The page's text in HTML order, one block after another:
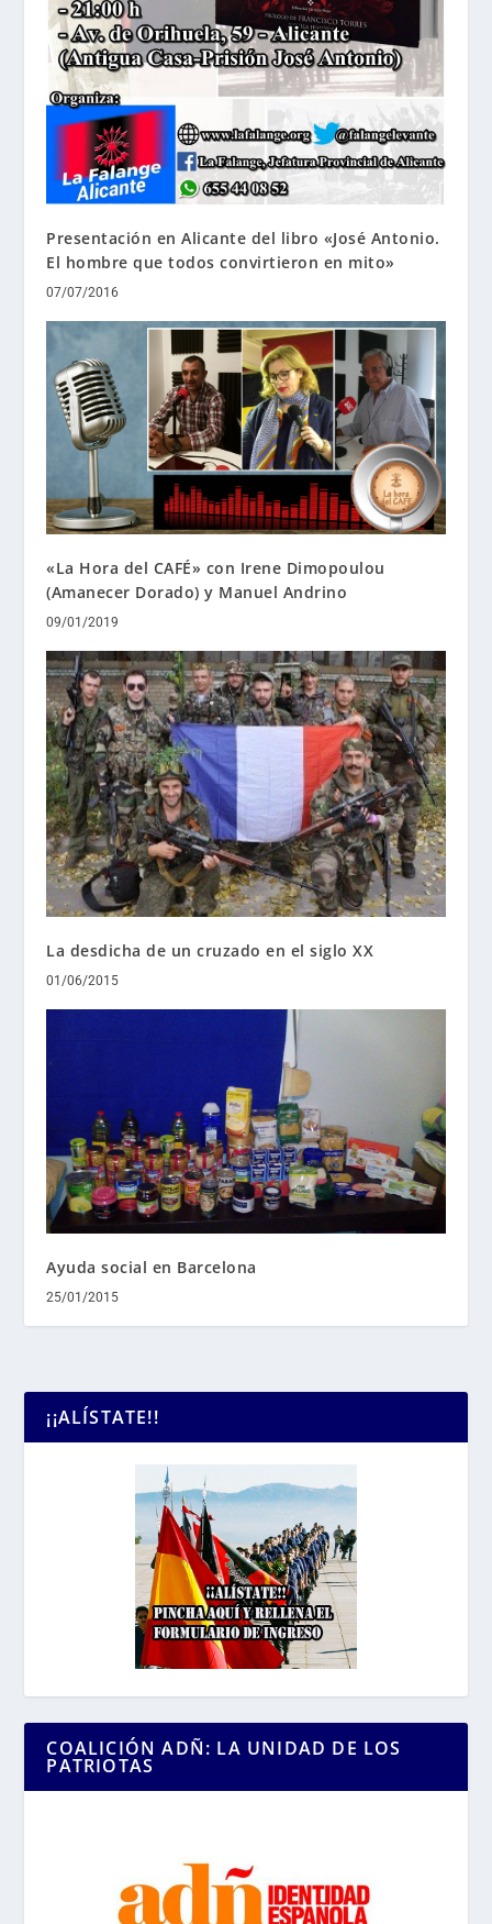
Presentación en Alicante del libro «José Antonio.
El hombre que todos convirtieron en mito»
07/07/2016
«La Hora del CAFÉ» con Irene Dimopoulou
(Amanecer Dorado) y Manuel Andrino
09/01/2019
La desdicha de un cruzado en el siglo XX
01/06/2015
Ayuda social en Barcelona
25/01/2015
¡¡ALÍSTATE!!
COALICIÓN ADÑ: LA UNIDAD DE LOS
PATRIOTAS